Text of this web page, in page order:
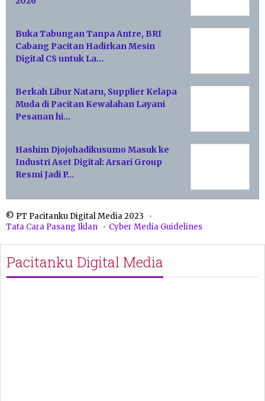
Buka Tabungan Tanpa Antre, BRI
Cabang Pacitan Hadirkan Mesin
Digital CS untuk La…
Berkah Libur Nataru, Supplier Kelapa
Muda di Pacitan Kewalahan Layani
Pesanan hi…
Hashim Djojohadikusumo Masuk ke
Industri Aset Digital: Arsari Group
Resmi Jadi P…
© PT Pacitanku Digital Media 2023
Tata Cara Pasang Iklan
Cyber Media Guidelines
Pacitanku Digital Media